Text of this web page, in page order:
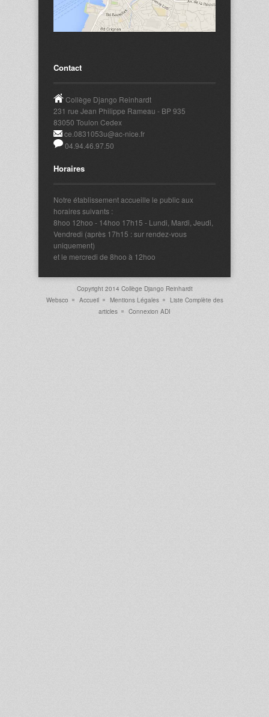
Contact
Collège Django Reinhardt
231 rue Jean Philippe Rameau - BP 935
83050 Toulon Cedex
ce.0831053u@ac-nice.fr
04.94.46.97.50
Horaires
Notre établissement accueille le public aux
horaires suivants :
8hoo 12hoo - 14hoo 17h15 - Lundi, Mardi, Jeudi,
Vendredi (après 17h15 : sur rendez-vous
uniquement)
et le mercredi de 8hoo à 12hoo
Copyright 2014 Collège Django Reinhardt
Websco
Accueil Mentions Légales
Liste Complète des
articles
Connexion ADI